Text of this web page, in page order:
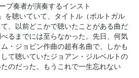
プ奏者が演奏するインスト
」を聴いていて、タイトル（ポルトガル
、以前どこかで聴いたことがある曲だ
るまでには至らなかった。先日、何気
・ジョビン作曲の超有名曲で、しかも
て聴いていたジョアン・ジルベルトの
のだった。もうこれで一生忘れない